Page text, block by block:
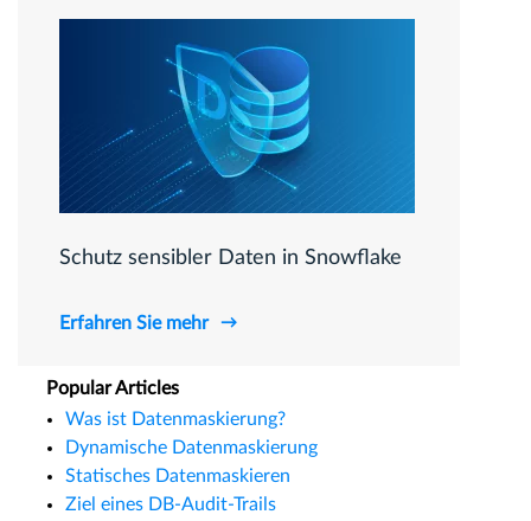
Schutz sensibler Daten in Snowflake
Erfahren Sie mehr
Popular Articles
Was ist Datenmaskierung?
Dynamische Datenmaskierung
Statisches Datenmaskieren
Ziel eines DB-Audit-Trails